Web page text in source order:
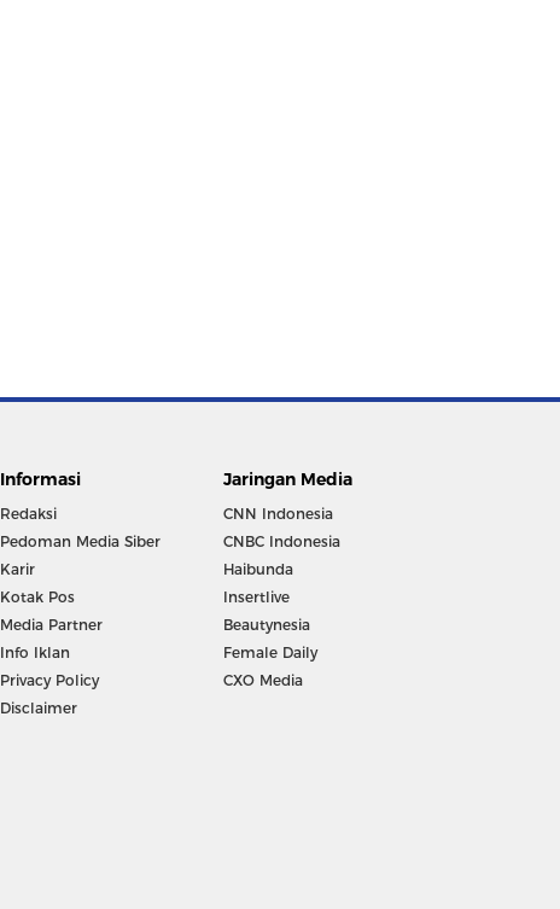
Informasi
Redaksi
Pedoman Media Siber
Karir
Kotak Pos
Media Partner
Info Iklan
Privacy Policy
Disclaimer
Jaringan Media
CNN Indonesia
CNBC Indonesia
Haibunda
Insertlive
Beautynesia
Female Daily
CXO Media